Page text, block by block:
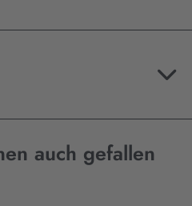
auch gefallen